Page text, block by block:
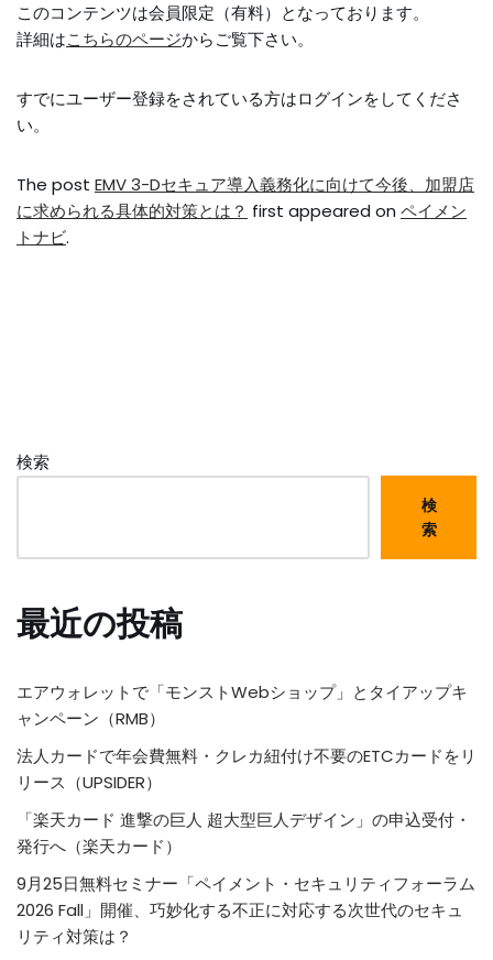
このコンテンツは会員限定（有料）となっております。
詳細はこちらのページからご覧下さい。
すでにユーザー登録をされている方はログインをしてくださ
い。
The post EMV 3-Dセキュア導入義務化に向けて今後、加盟店
に求められる具体的対策とは？ first appeared on ペイメン
トナビ.
検索
検
索
最近の投稿
エアウォレットで「モンストWebショップ」とタイアップキ
ャンペーン（RMB）
法人カードで年会費無料・クレカ紐付け不要のETCカードをリ
リース（UPSIDER）
「楽天カード 進撃の巨人 超大型巨人デザイン」の申込受付・
発行へ（楽天カード）
9月25日無料セミナー「ペイメント・セキュリティフォーラム
2026 Fall」開催、巧妙化する不正に対応する次世代のセキュ
リティ対策は？